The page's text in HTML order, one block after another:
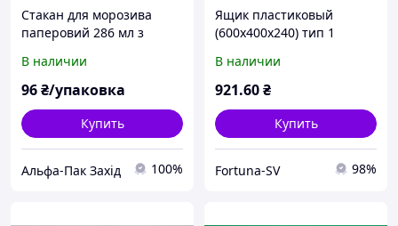
Стакан для морозива
паперовий 286 мл з
(25шт)
В наличии
96₴/упаковка
Купить
Альфа-Пак Захід 100%
Ящик пластиковый
(600x400x240) тип 1
В наличии
921.60₴
Купить
Fortuna-SV 98%